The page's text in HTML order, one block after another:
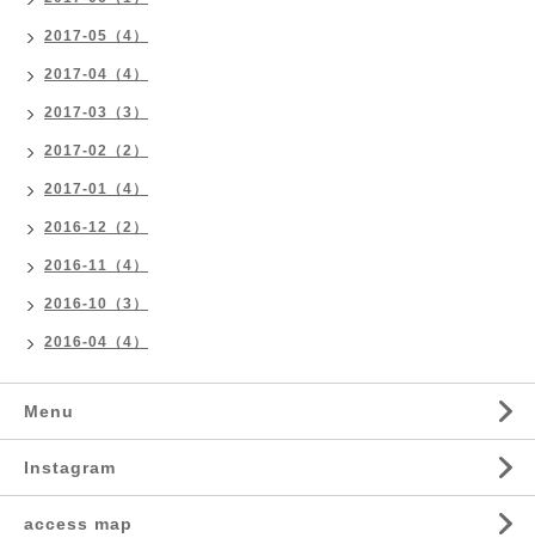
2017-05（4）
2017-04（4）
2017-03（3）
2017-02（2）
2017-01（4）
2016-12（2）
2016-11（4）
2016-10（3）
2016-04（4）
Menu
Instagram
access map